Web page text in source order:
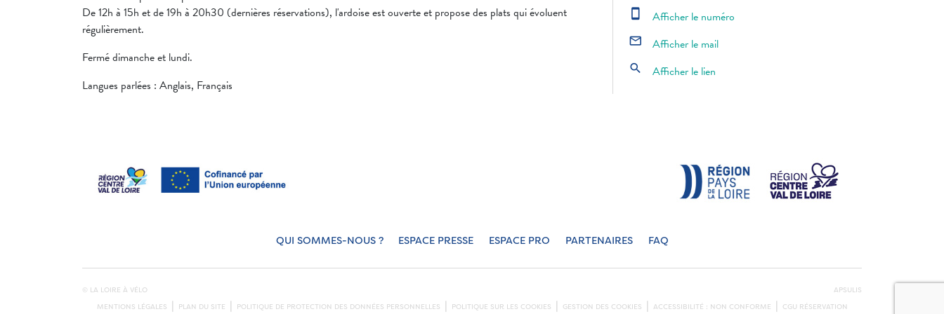
De 12h à 15h et de 19h à 20h30 (dernières réservations), l'ardoise est ouverte et propose des plats qui évoluent
régulièrement.
Fermé dimanche et lundi.
Langues parlées : Anglais, Français
smartphone Afficher le numéro
mail_outline Afficher le mail
search Afficher le lien
QUI SOMMES-NOUS ? ESPACE PRESSE ESPACE PRO PARTENAIRES FAQ
© LA LOIRE À VÉLO
APSULIS
MENTIONS LÉGALES
PLAN DU SITE POLITIQUE DE PROTECTION DES DONNÉES PERSONNELLES POLITIQUE SUR LES COOKIES GESTION DES COOKIES ACCESSIBILITÉ : NON CONFORME
CGU RÉSERVATION